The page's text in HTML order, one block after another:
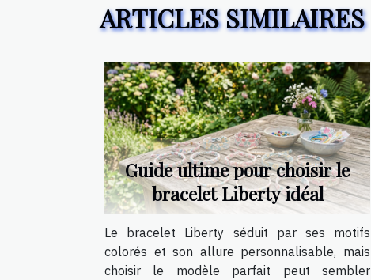
ARTICLES SIMILAIRES
Guide ultime pour choisir le
bracelet Liberty idéal
Le bracelet Liberty séduit par ses motifs
colorés et son allure personnalisable, mais
choisir le modèle parfait peut sembler